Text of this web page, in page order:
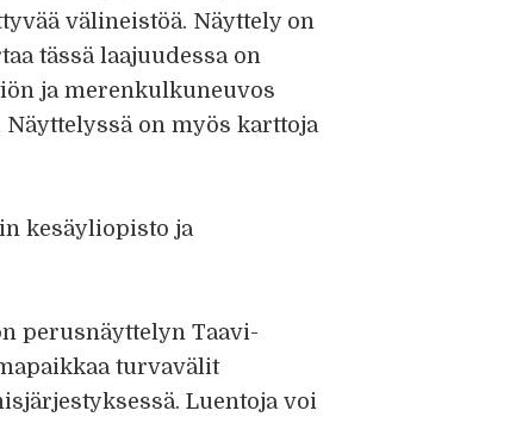
välineistöä. Näyttely on
tässä laajuudessa on
ja merenkulkuneuvos
on myös karttoja
kesäyliopisto ja
perusnäyttelyn Taavi-
turvavälit
Luentoja voi